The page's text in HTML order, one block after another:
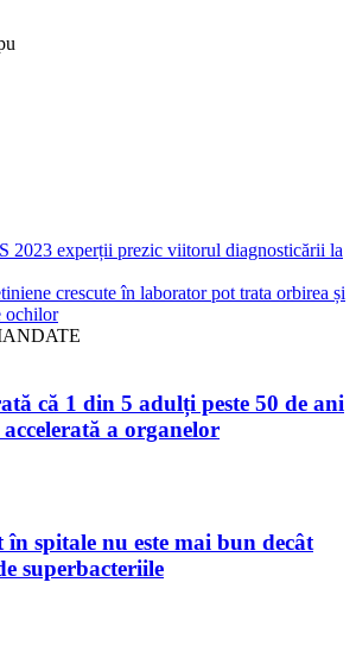
2023 experții prezic viitorul diagnosticării la
crescute în laborator pot trata orbirea și
ochilor
că 1 din 5 adulți peste 50 de ani
a organelor
spitale nu este mai bun decât
superbacteriile